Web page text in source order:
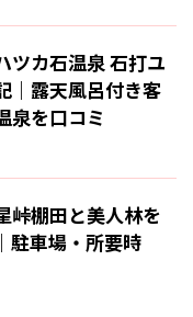
ツカ石温泉 石打ユ
｜露天風呂付き客
泉を口コミ
峠棚田と美人林を
駐車場・所要時